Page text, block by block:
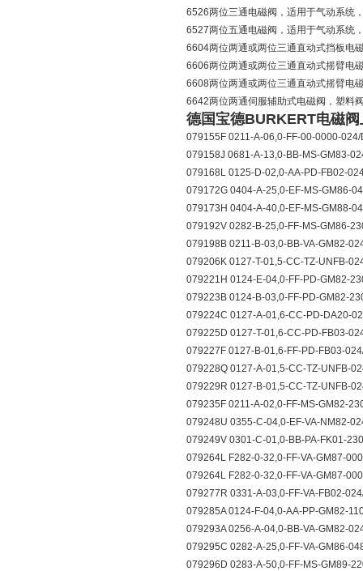
6526两位三通电磁阀，适用于气动系统
6527两位五通电磁阀，适用于气动系统
6604两位两通或两位三通直动式挡板电
6606两位两通或两位三通直动式摇臂电
6608两位两通或两位三通直动式摇臂电
6642两位两通伺服辅助式电磁阀，塑料
德国宝德BURKERT电磁
079155F 0211-A-06,0-FF-00-0000-
079158J 0681-A-13,0-BB-MS-GM83-
079168L 0125-D-02,0-AA-PD-FB02-
079172G 0404-A-25,0-EF-MS-GM86-
079173H 0404-A-40,0-EF-MS-GM88-
079192V 0282-B-25,0-FF-MS-GM86-
079198B 0211-B-03,0-BB-VA-GM82-
079206K 0127-T-01,5-CC-TZ-UNFB-
079221H 0124-E-04,0-FF-PD-GM82-
079223B 0124-B-03,0-FF-PD-GM82-
079224C 0127-A-01,6-CC-PD-DA20-
079225D 0127-T-01,6-CC-PD-FB03-
079227F 0127-B-01,6-FF-PD-FB03-
079228Q 0127-A-01,5-CC-TZ-UNFB-
079229R 0127-B-01,5-CC-TZ-UNFB-
079235F 0211-A-02,0-FF-MS-GM82-
079248U 0355-C-04,0-EF-VA-NM82-
079249V 0301-C-01,0-BB-PA-FK01-
079264L F282-0-32,0-FF-VA-GM87-
079264L F282-0-32,0-FF-VA-GM87-
079277R 0331-A-03,0-FF-VA-FB02-
079285A 0124-F-04,0-AA-PP-GM82-
079293A 0256-A-04,0-BB-VA-GM82-
079295C 0282-A-25,0-FF-VA-GM86-
079296D 0283-A-50,0-FF-MS-GM89-